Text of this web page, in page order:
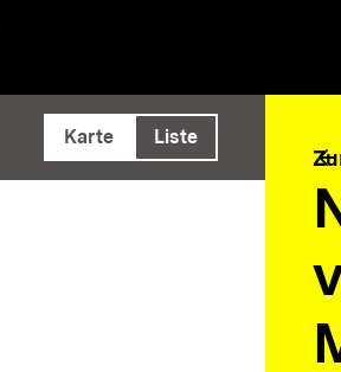
ausführen
Karte Liste
arrow_back